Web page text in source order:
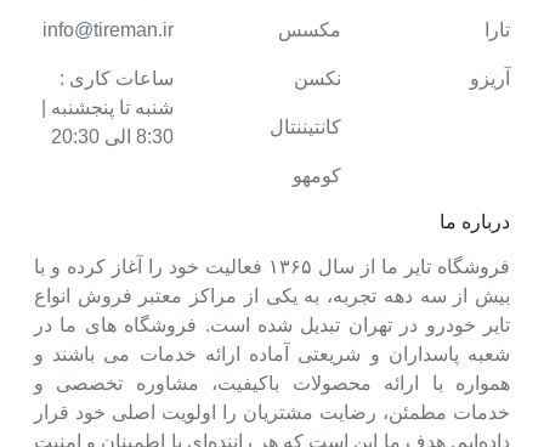
درباره ما
فروشگاه تایر ما از سال ۱۳۶۵ فعالیت خود را آغاز کرده و با
بیش از سه دهه تجربه، به یکی از مراکز معتبر فروش انواع
تایر خودرو در تهران تبدیل شده است. فروشگاه های ما در
شعبه پاسداران و شریعتی آماده ارائه خدمات می باشند و
همواره با ارائه محصولات باکیفیت، مشاوره تخصصی و
خدمات مطمئن، رضایت مشتریان را اولویت اصلی خود قرار
داده‌ایم. هدف ما این است که هر راننده‌ای با اطمینان و امنیت
تارا
آریزو
مکسس
نکسن
کانتیننتال
کومهو
info@tireman.ir
ساعات کاری :
شنبه تا پنجشنبه |
8:30 الی 20:30